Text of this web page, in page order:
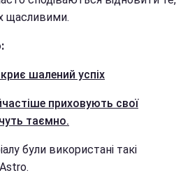
щасливими.
шалений успіх
приховують свої
таємно.
були використані такі
Astro.